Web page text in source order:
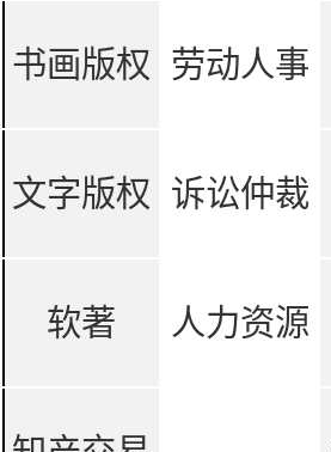
书画版权 劳动人事
文字版权 诉讼仲裁
软著 人力资源